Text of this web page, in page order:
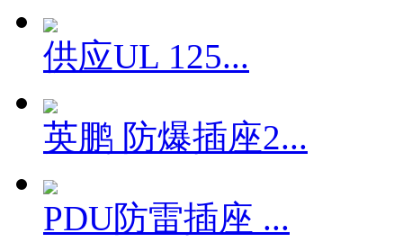
供应UL 125...
英鹏 防爆插座2...
PDU防雷插座 ...